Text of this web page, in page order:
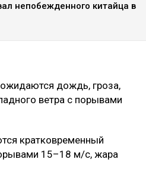
непобежденного китайца в
дождь, гроза,
ветра с порывами
кратковременный
15–18 м/с, жара